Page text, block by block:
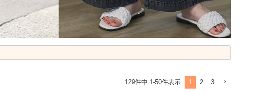
129件中 1-50件表示 1 2 3